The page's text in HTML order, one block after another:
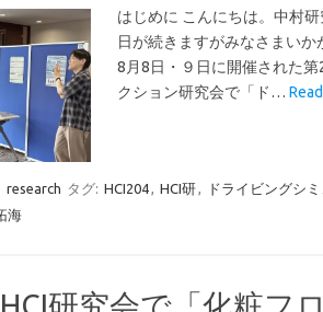
はじめに こんにちは。中村
日が続きますがみなさまい
8月8日・９日に開催された
クション研究会で「ド…
research タグ: HCI204, HCI研, ドライビングシ
海
研究会で「化粧フ